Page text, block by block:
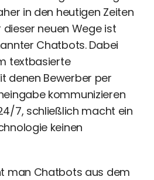
Lösungen
Recruiting
High
Volume
Recruiting
Pre-
und
Onboarding
Digitales
in den heutigen Zeiten
dieser neuen Wege ist
Chatbots. Dabei
textbasierte
denen Bewerber per
kommunizieren
7, schließlich macht ein
keinen
man Chatbots aus dem